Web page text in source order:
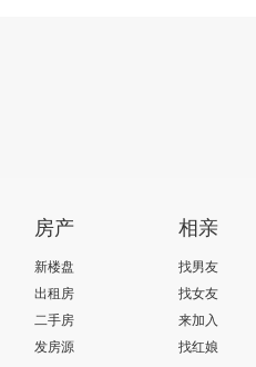
房产
新楼盘
出租房
二手房
发房源
相亲
找男友
找女友
来加入
找红娘